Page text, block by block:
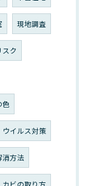
現地調査
スク
色
ウイルス対策
消方法